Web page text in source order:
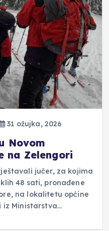
31 ožujka, 2026
Novom
na Zelengori
jučer, za kojima
48 sati, pronađene
na lokalitetu općine
iz Ministarstva…